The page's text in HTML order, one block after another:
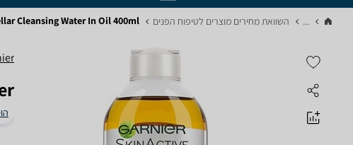
... השוואת מחירים מוצרים לטיפוח הפנים‏ Cleansing Water In Oil 400ml